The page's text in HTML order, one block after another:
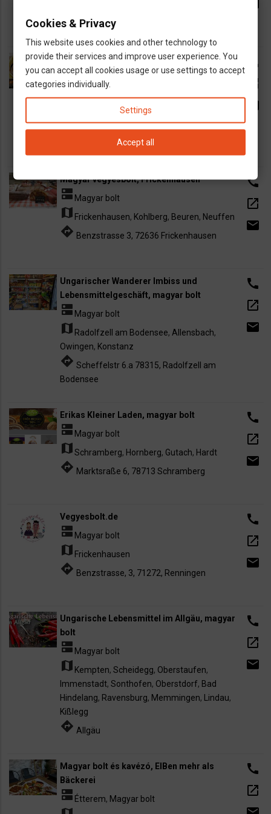
email
„A Kisbolt", magyar üzlet Rothenburg ob der
Tauber-ban
dns Magyar bolt
Rothenburg ob der Tauber
directionsParadeisgasse. 5, 91541 Rothenburg ob
der Tauber, Germany
call
open_in_new
email
Magyar vegyesbolt, Frickenhausen
dns Magyar bolt
map Frickenhausen, Kohlberg, Beuren, Neuffen
directions Benzstrasse 3, 72636 Frickenhausen
call
open_in_new
email
Ungarischer Wanderer Imbiss und
Lebensmittelgeschäft, magyar bolt
dns Magyar bolt
map Radolfzell am Bodensee, Allensbach,
Owingen, Konstanz
directions Scheffelstr 6.a 78315, Radolfzell am
Bodensee
call
open_in_new
email
Erikas Kleiner Laden, magyar bolt
dns Magyar bolt
map Schramberg, Hornberg, Gutach, Hardt
directions Marktsraße 6, 78713 Schramberg
call
open_in_new
email
Vegyesbolt.de
dns Magyar bolt
map Frickenhausen
directions Benzstrasse, 3, 71272, Renningen
call
open_in_new
email
Ungarische Lebensmittel im Allgäu, magyar
bolt
dns Magyar bolt
map Kempten, Scheidegg, Oberstaufen,
Immenstadt, Sonthofen, Oberstdorf, Bad
Hindelang, Ravensburg, Memmingen, Lindau,
Kißlegg
directions Allgäu
call
open_in_new
email
Magyar bolt és kavézó, ElBen mehr als
Bäckerei
dns Étterem, Magyar bolt
call
open_in_new
Cookies & Privacy
This website uses cookies and other technology to
provide their services and improve user experience. You
you can accept all cookies usage or use settings to accept
categories individually.
Settings
Accept all